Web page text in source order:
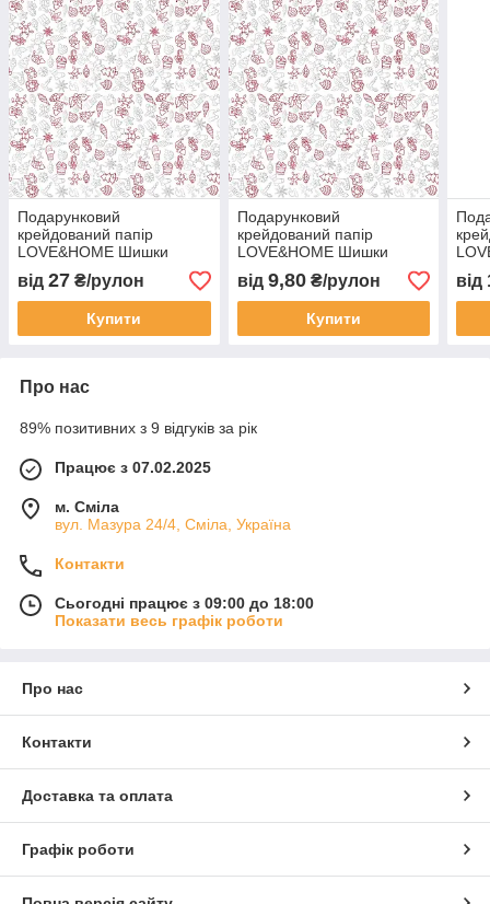
Подарунковий
крейдований папір
LOVE&HOME Шишки
0,7х1 м 70 г/м²
(1PAPPR48)
від 27 ₴/рулон
Купити
Подарунковий
крейдований папір
LOVE&HOME Шишки
0,7х1 м 70 г/м²
(1PAPPR48)
від 9,80₴/рулон
Купити
від
Про нас
89% позитивних з 9 відгуків за рік
Працює з 07.02.2025
м. Сміла
вул. Мазура 24/4, Сміла, Україна
Контакти
Сьогодні працює з 09:00 до 18:00
Показати весь графік роботи
Про нас
Контакти
Доставка та оплата
Графік роботи